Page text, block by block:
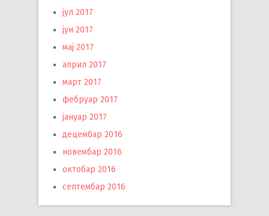
јул 2017
јун 2017
мај 2017
април 2017
март 2017
фебруар 2017
јануар 2017
децембар 2016
новембар 2016
октобар 2016
септембар 2016